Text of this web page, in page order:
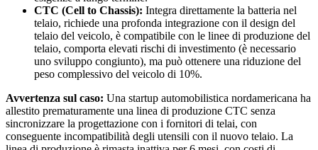
CTC (Cell to Chassis): Integra direttamente la batteria nel
telaio, richiede una profonda integrazione con il design del
telaio del veicolo, è compatibile con le linee di produzione del
telaio, comporta elevati rischi di investimento (è necessario
uno sviluppo congiunto), ma può ottenere una riduzione del
peso complessivo del veicolo di 10%.
Avvertenza sul caso: Una startup automobilistica nordamericana ha
allestito prematuramente una linea di produzione CTC senza
sincronizzare la progettazione con i fornitori di telai, con
conseguente incompatibilità degli utensili con il nuovo telaio. La